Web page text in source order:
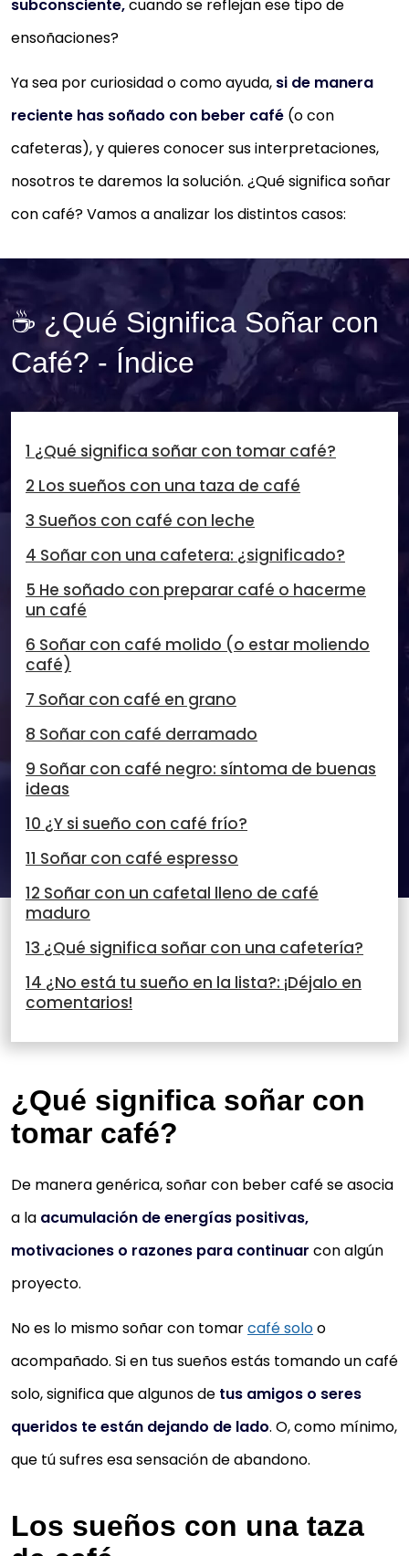
subconsciente,cuando se reflejan ese tipo de
ensoñaciones?
Ya sea por curiosidad o como ayuda, si de manera
reciente has soñado con beber café (o con
cafeteras), y quieres conocer sus interpretaciones,
nosotros te daremos la solución. ¿Qué significa soñar
con café? Vamos a analizar los distintos casos:
☕ ¿Qué Significa Soñar con
Café? - Índice
1 ¿Qué significa soñar con tomar café?
2 Los sueños con una taza de café
3 Sueños con café con leche
4 Soñar con una cafetera: ¿significado?
5 He soñado con preparar café o hacerme
un café
6 Soñar con café molido (o estar moliendo
café)
7 Soñar con café en grano
8 Soñar con café derramado
9 Soñar con café negro: síntoma de buenas
ideas
10 ¿Y si sueño con café frío?
11 Soñar con café espresso
12 Soñar con un cafetal lleno de café
maduro
13 ¿Qué significa soñar con una cafetería?
14 ¿No está tu sueño en la lista?: ¡Déjalo en
comentarios!
¿Qué significa soñar con
tomar café?
De manera genérica, soñar con beber café se asocia
a la acumulación de energías positivas,
motivaciones o razones para continuar con algún
proyecto.
No es lo mismo soñar con tomarcafé soloo
acompañado. Si en tus sueños estás tomando un café
solo, significa que algunos de tus amigos o seres
queridos te están dejando de lado. O, como mínimo,
que tú sufres esa sensación de abandono.
Los sueños con una taza